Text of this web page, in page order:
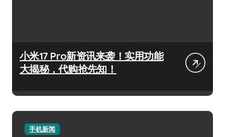
小米17 Pro新资讯来袭！实用功能
大揭秘，代购抢先知！
手机新闻